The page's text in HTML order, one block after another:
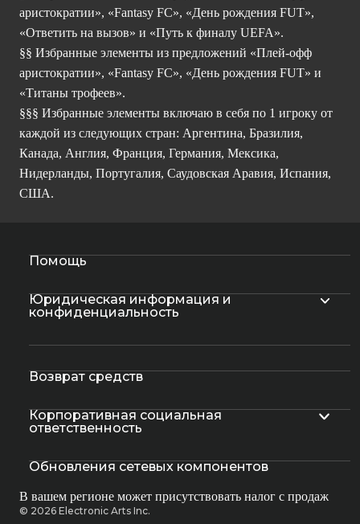
аристократии», «Fantasy FC», «День рождения FUT»,
«Ответить на вызов» и «Путь к финалу UEFA».
§§ Избранные элементы из предложений «Плей-офф
аристократии», «Fantasy FC», «День рождения FUT» и
«Титаны трофеев».
§§§ Избранные элементы включаю в себя по 1 игроку от
каждой из следующих стран: Аргентина, Бразилия,
Канада, Англия, Франция, Германия, Мексика,
Нидерланды, Португалия, Саудовская Аравия, Испания,
США.
Помощь
Юридическая информация и
конфиденциальность
Возврат средств
Корпоративная социальная
ответственность
Обновления сетевых компонентов
В вашем регионе может присутствовать налог с продаж
© 2026 Electronic Arts Inc.